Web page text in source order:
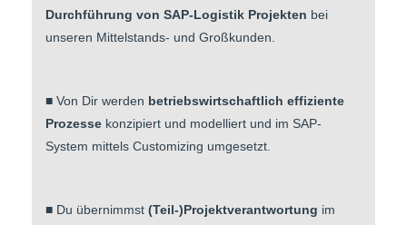
Durchführung von SAP-Logistik Projekten bei
unseren Mittelstands- und Großkunden.
■ Von Dir werden betriebswirtschaftlich effiziente
Prozesse konzipiert und modelliert und im SAP-
System mittels Customizing umgesetzt.
■ Du übernimmst (Teil-)Projektverantwortung im